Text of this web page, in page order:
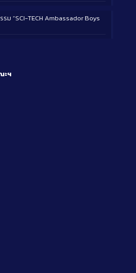
ม “SCI-TECH Ambassador Boys
ะฯ